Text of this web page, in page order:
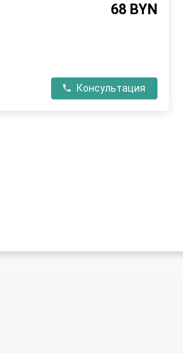
68 BYN
Консультация